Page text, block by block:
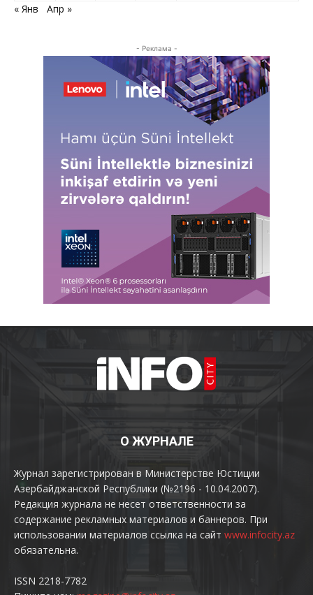
« Янв
Апр »
- Реклама -
О ЖУРНАЛЕ
Журнал зарегистрирован в Министерстве Юстиции
Азербайджанской Республики (№2196 - 10.04.2007).
Редакция журнала не несет ответственности за
содержание рекламных материалов и баннеров. При
использовании материалов ссылка на сайт www.infocity.az
обязательна.
ISSN 2218-7782